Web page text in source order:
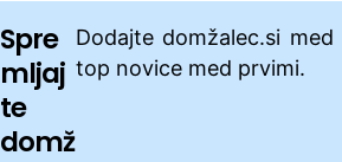
Spre
mljaj
te
domž
Dodajte domžalec.si
top novice med prvimi.